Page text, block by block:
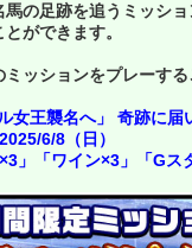
の足跡を追うミッシ
ができます。
ッションをプレーする
女王襲名へ」 奇跡に届
6/8（日）
」「ワイン×3」「Gス